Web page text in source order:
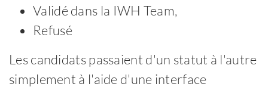
Validé dans la IWH Team,
Refusé
Les candidats passaient d'un statut à l'autre
simplement à l'aide d'une interface